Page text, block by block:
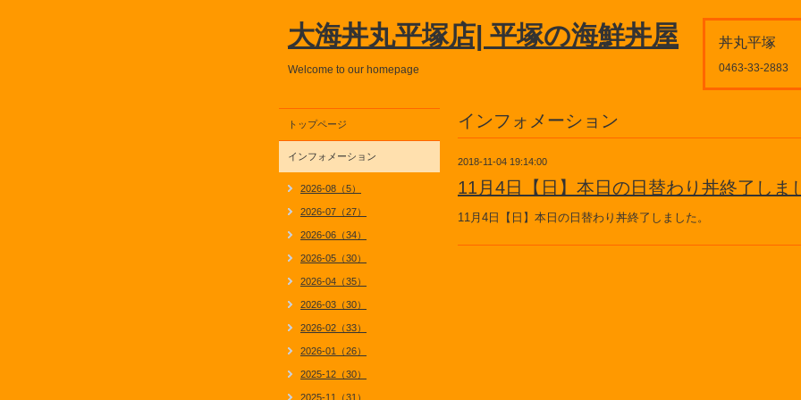
丼丸平塚
0463-33-2883
大海丼丸平塚店| 平塚の海鮮丼屋
Welcome to our homepage
インフォメーション
2018-11-04 19:14:00
11月4日【日】本日の日替わり丼終了しま
11月4日【日】本日の日替わり丼終了しました。
トップページ
インフォメーション
2026-08（5）
2026-07（27）
2026-06（34）
2026-05（30）
2026-04（35）
2026-03（30）
2026-02（33）
2026-01（26）
2025-12（30）
2025-11（31）